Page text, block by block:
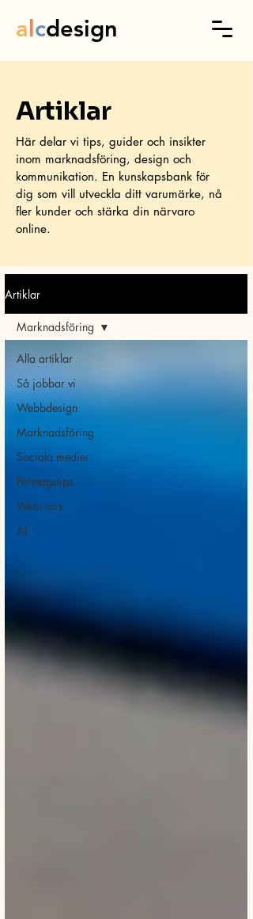
alcdesign
Artiklar
Här delar vi tips, guider och insikter
inom marknadsföring, design och
kommunikation. En kunskapsbank för
dig som vill utveckla ditt varumärke, nå
fler kunder och stärka din närvaro
online.
Artiklar
Alla artiklar
Så jobbar vi
Webbdesign
Marknadsföring
Sociala medier
Företagstips
Webinars
AI
Marknadsföring